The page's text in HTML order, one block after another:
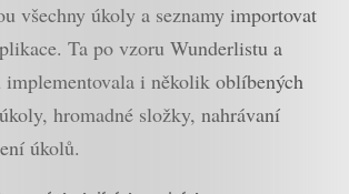
všechny úkoly a seznamy importovat
Ta po vzoru Wunderlistu a
i několik oblíbených
hromadné složky, nahrávaní
úkolů.